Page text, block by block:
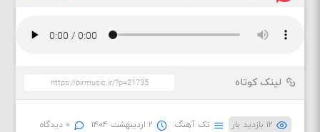
لینک کوتاه
۱۲ بازدید بار تک آهنگ ۲ اردیبهشت ۱۴۰۴ ۰ دیدگاه